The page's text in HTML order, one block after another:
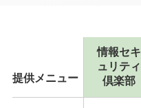
提供メニュー
情報セキ
ュリティ
倶楽部